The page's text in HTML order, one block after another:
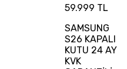
59.999 TL
SAMSUNG
S26 KAPALI
KUTU 24 AY
KVK